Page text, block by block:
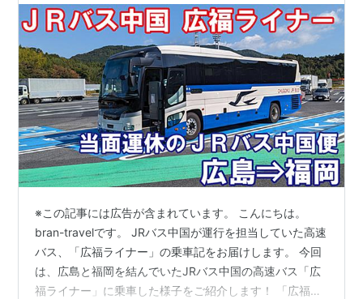
※この記事には広告が含まれています。 こんにちは。
bran-travelです。 JRバス中国が運行を担当していた高速
バス、「広福ライナー」の乗車記をお届けします。 今回
は、広島と福岡を結んでいたJRバス中国の高速バス「広
福ライナー」に乗車した様子をご紹介します！ 「広福ラ